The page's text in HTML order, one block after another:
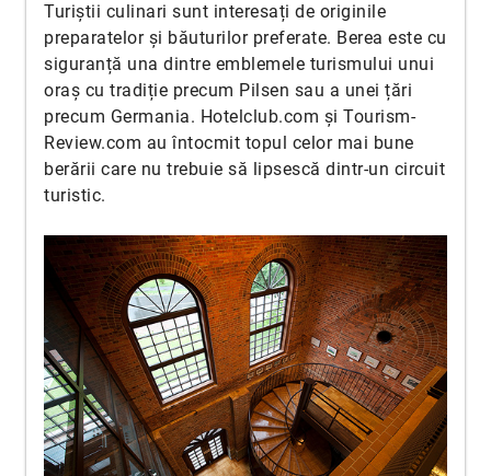
Turiștii culinari sunt interesați de originile
preparatelor și băuturilor preferate. Berea este cu
siguranță una dintre emblemele turismului unui
oraș cu tradiție precum Pilsen sau a unei țări
precum Germania. Hotelclub.com și Tourism-
Review.com au întocmit topul celor mai bune
berării care nu trebuie să lipsescă dintr-un circuit
turistic.